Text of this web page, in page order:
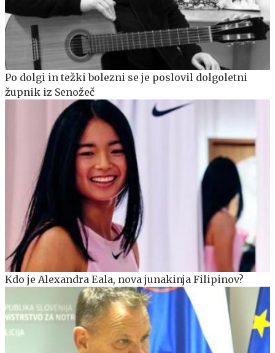
Po dolgi in težki bolezni se je poslovil dolgoletni
župnik iz Senožeč
Kdo je Alexandra Eala, nova junakinja Filipinov?